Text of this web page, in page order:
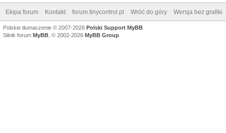
Ekipa forum Kontakt forum.tinycontrol.pl Wróć do góry Wersja bez grafiki
Polskie tłumaczenie © 2007-2026 Polski Support MyBB
Silnik forum MyBB , © 2002-2026 MyBB Group